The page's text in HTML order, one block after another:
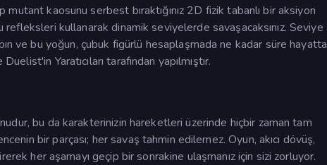
kaosunu serbest bıraktığınız 2D fizik tabanlı bir aksiyon
refleksleri kullanarak dinamik seviyelerde savaşacaksınız. Seviye
ve bu yoğun, çubuk figürlü hesaplaşmada ne kadar süre hayatta
Yaratıcıları tarafından yapılmıştır.
bu da karakterinizin hareketleri üzerinde hiçbir zaman tam
bir parçası; her savaş tahmin edilemez. Oyun, akıcı dövüş,
her aşamayı geçip bir sonrakine ulaşmanız için sizi zorluyor.